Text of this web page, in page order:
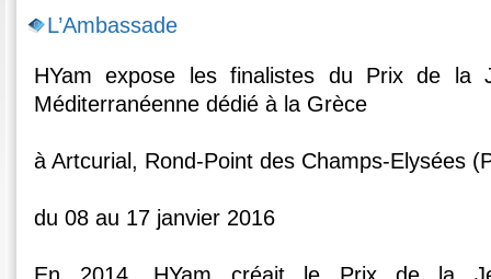
L’Ambassade
HYam expose les finalistes du Prix de la
Méditerranéenne dédié à la Grèce
à Artcurial, Rond-Point des Champs-Elysées
du 08 au 17 janvier 2016